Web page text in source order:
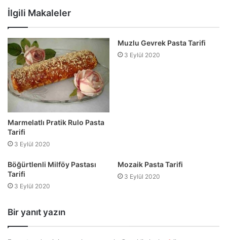
İlgili Makaleler
Marmelatlı Pratik Rulo Pasta
Tarifi
3 Eylül 2020
Muzlu Gevrek Pasta Tarifi
3 Eylül 2020
Böğürtlenli Milföy Pastası
Tarifi
3 Eylül 2020
Mozaik Pasta Tarifi
3 Eylül 2020
Bir yanıt yazın